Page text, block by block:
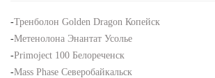
-Тренболон Golden Dragon Копейск
-Метенолона Энантат Усолье
-Primoject 100 Белореченск
-Mass Phase Северобайкальск